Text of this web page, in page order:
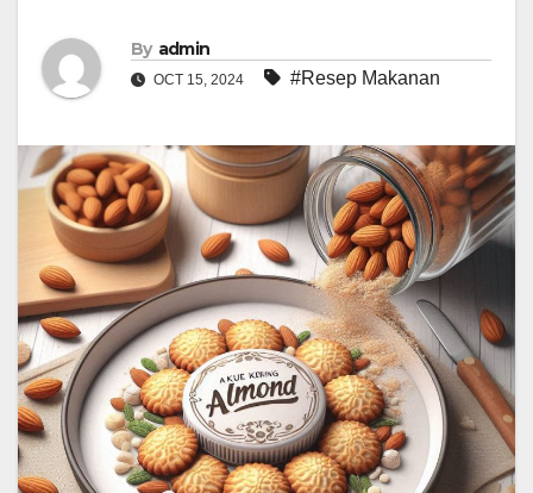
By admin
OCT 15, 2024 #Resep Makanan